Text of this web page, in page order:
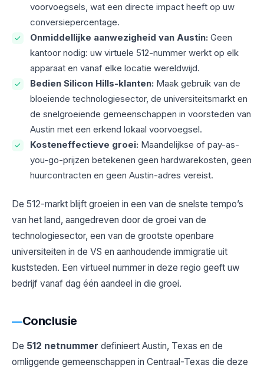
voorvoegsels, wat een directe impact heeft op uw
conversiepercentage.
Onmiddellijke aanwezigheid van Austin: Geen
kantoor nodig: uw virtuele 512-nummer werkt op elk
apparaat en vanaf elke locatie wereldwijd.
Bedien Silicon Hills-klanten: Maak gebruik van de
bloeiende technologiesector, de universiteitsmarkt en
de snelgroeiende gemeenschappen in voorsteden van
Austin met een erkend lokaal voorvoegsel.
Kosteneffectieve groei: Maandelijkse of pay-as-
you-go-prijzen betekenen geen hardwarekosten, geen
huurcontracten en geen Austin-adres vereist.
De 512-markt blijft groeien in een van de snelste tempo’s
van het land, aangedreven door de groei van de
technologiesector, een van de grootste openbare
universiteiten in de VS en aanhoudende immigratie uit
kuststeden. Een virtueel nummer in deze regio geeft uw
bedrijf vanaf dag één aandeel in die groei.
Conclusie
De 512 netnummer definieert Austin, Texas en de
omliggende gemeenschappen in Centraal-Texas die deze